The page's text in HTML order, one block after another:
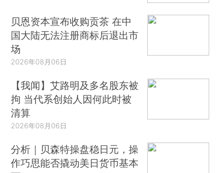
贝恩资本宣布收购贡茶 在中
国大陆无法注册商标后退出市
场
2026年08月06日
【我闻】艾路明及多名股东被
拘 当代系创始人因何此时被
清算
2026年08月06日
分析｜贝森特操盘稳日元，操
作巧思能否撬动美日货币基本